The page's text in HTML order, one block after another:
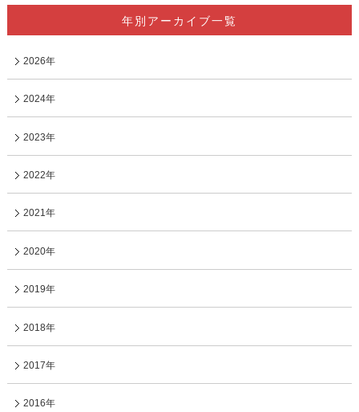
年別アーカイブ一覧
2026年
2024年
2023年
2022年
2021年
2020年
2019年
2018年
2017年
2016年